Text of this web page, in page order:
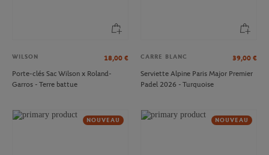
WILSON 18,00 €
Porte-clés Sac Wilson x Roland-
Garros - Terre battue
CARRE BLANC 39,00 €
Serviette Alpine Paris Major Premier
Padel 2026 - Turquoise
NOUVEAU NOUVEAU